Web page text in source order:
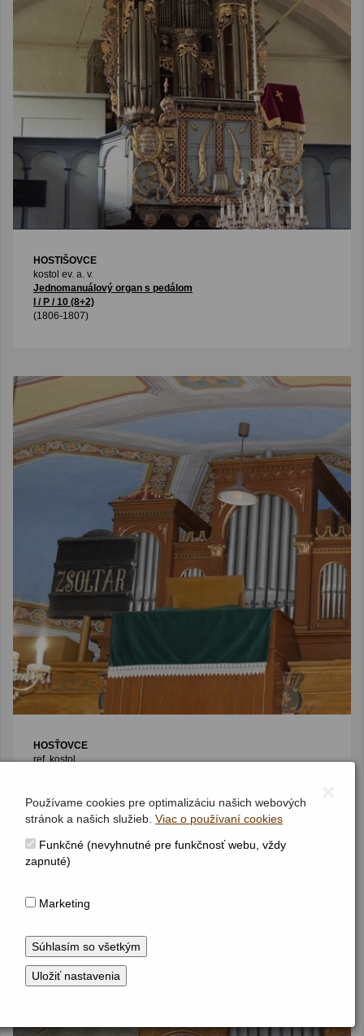
HOSTIŠOVCE
kostol ev. a. v.
Jednomanuálový organ s pedálom
I / P / 10 (8+2)
(1806-1807)
HOSŤOVCE
ref. kostol
(1909)
Používame cookies pre optimalizáciu našich webových
stránok a našich služieb. Viac o používaní cookies
Funkčné (nevyhnutné pre funkčnosť webu, vždy
zapnuté)
Marketing